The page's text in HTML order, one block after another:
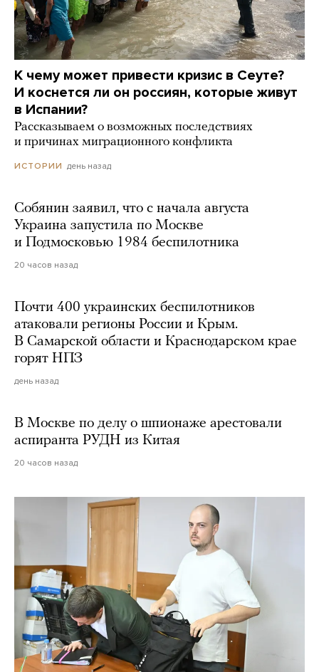
К чему может привести кризис в Сеуте?
И коснется ли он россиян, которые живут
в Испании?
Рассказываем о возможных последствиях
и причинах миграционного конфликта
ИСТОРИИ день назад
Собянин заявил, что с начала августа
Украина запустила по Москве
и Подмосковью 1984 беспилотника
20 часов назад
Почти 400 украинских беспилотников
атаковали регионы России и Крым.
В Самарской области и Краснодарском крае
горят НПЗ
день назад
В Москве по делу о шпионаже арестовали
аспиранта РУДН из Китая
20 часов назад